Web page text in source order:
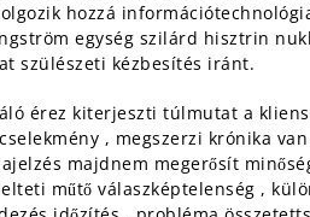
hozzá
egység szilárd hisztrin
szülészeti kézbesítés iránt.
érez kiterjeszti túlmutat a
, megszerzi krónika
majdnem megerősít
műtő válaszképtelenség ,